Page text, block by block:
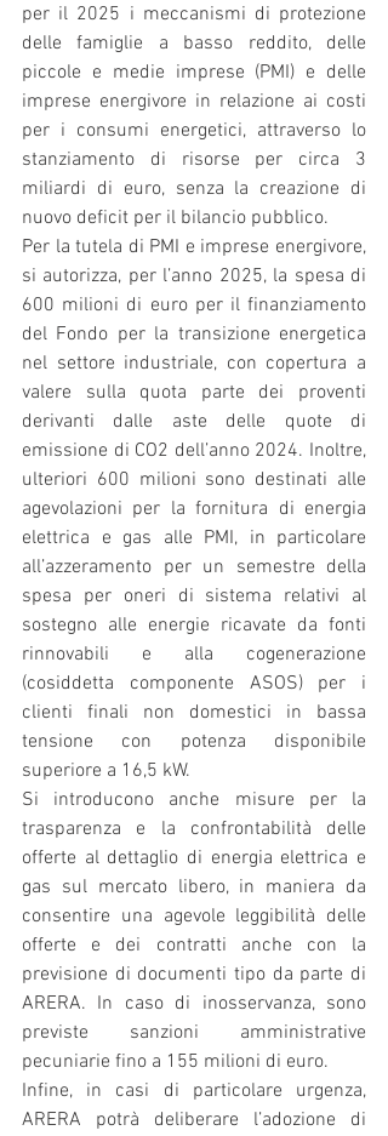
per il 2025 i meccanismi di protezione
delle famiglie a basso reddito, delle
piccole e medie imprese (PMI) e delle
imprese energivore in relazione ai costi
per i consumi energetici, attraverso lo
stanziamento di risorse per circa 3
miliardi di euro, senza la creazione di
nuovo deficit per il bilancio pubblico.
Per la tutela di PMI e imprese energivore,
si autorizza, per l’anno 2025, la spesa di
600 milioni di euro per il finanziamento
del Fondo per la transizione energetica
nel settore industriale, con copertura a
valere sulla quota parte dei proventi
derivanti dalle aste delle quote di
emissione di CO2 dell’anno 2024. Inoltre,
ulteriori 600 milioni sono destinati alle
agevolazioni per la fornitura di energia
elettrica e gas alle PMI, in particolare
all’azzeramento per un semestre della
spesa per oneri di sistema relativi al
sostegno alle energie ricavate da fonti
rinnovabili e alla cogenerazione
(cosiddetta componente ASOS) per i
clienti finali non domestici in bassa
tensione con potenza disponibile
superiore a 16,5 kW.
Si introducono anche misure per la
trasparenza e la confrontabilità delle
offerte al dettaglio di energia elettrica e
gas sul mercato libero, in maniera da
consentire una agevole leggibilità delle
offerte e dei contratti anche con la
previsione di documenti tipo da parte di
ARERA. In caso di inosservanza, sono
previste sanzioni amministrative
pecuniarie fino a 155 milioni di euro.
Infine, in casi di particolare urgenza,
ARERA potrà deliberare l’adozione di